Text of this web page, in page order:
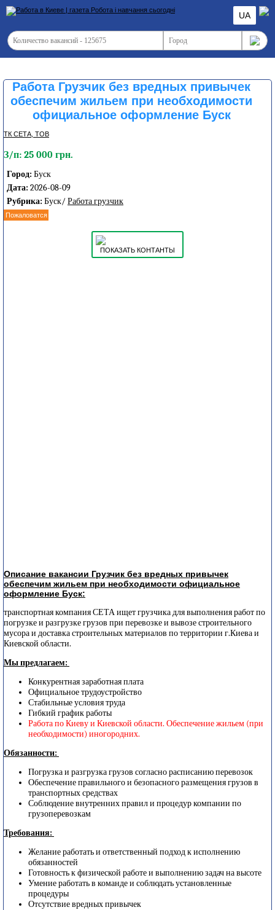
UA
Работа Грузчик без вредных привычек
обеспечим жильем при необходимости
официальное оформление Буск
ТК СЕТА, ТОВ
З/п: 25 000 грн.
Город: Буск
Дата: 2026-08-09
Рубрика: Буск/ Работа грузчик
Пожаловатся
ПОКАЗАТЬ КОНТАНТЫ
Описание вакансии Грузчик без вредных привычек
обеспечим жильем при необходимости официальное
оформление Буск:
транспортная компания СЕТА ищет грузчика для выполнения работ по
погрузке и разгрузке грузов при перевозке и вывозе строительного
мусора и доставка строительных материалов по территории г.Киева и
Киевской области.
Мы предлагаем:
Конкурентная заработная плата
Официальное трудоустройство
Стабильные условия труда
Гибкий график работы
Работа по Киеву и Киевской области. Обеспечение жильем (при
необходимости) иногородних.
Обязанности:
Погрузка и разгрузка грузов согласно расписанию перевозок
Обеспечение правильного и безопасного размещения грузов в
транспортных средствах
Соблюдение внутренних правил и процедур компании по
грузоперевозкам
Требования:
Желание работать и ответственный подход к исполнению
обязанностей
Готовность к физической работе и выполнению задач на высоте
Умение работать в команде и соблюдать установленные
процедуры
Отсутствие вредных привычек